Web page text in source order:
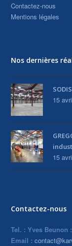
Contactez-nous
Mentions légales
Nos dernières
15
15
Contactez-nous
Tel. : Yves Beunon :
Email :